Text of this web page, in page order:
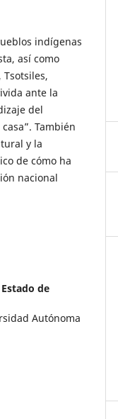
indígenas
así como
ante la
del
También
y la
de cómo ha
nacional
de
Autónoma